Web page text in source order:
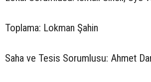
Toplama: Lokman Şahin
Saha ve Tesis Sorumlusu: Ahmet